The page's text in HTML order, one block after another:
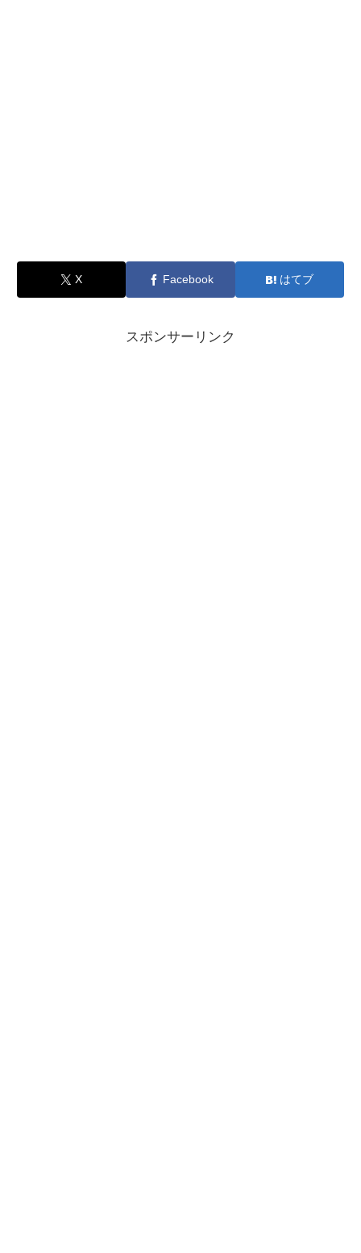
X Facebook はてブ
スポンサーリンク